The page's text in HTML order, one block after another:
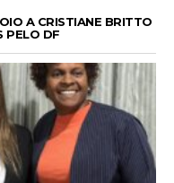
A CRISTIANE BRITTO
PELO DF